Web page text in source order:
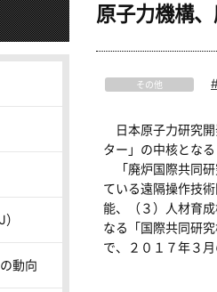
原子力機構
その他
日本原子力研究開
ター」の中核とな
「廃炉国際共同研
ている遠隔操作技
能、（３）人材育
なる「国際共同研
で、２０１７年３
動向